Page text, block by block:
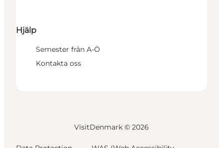
Hjälp
Semester från A-Ö
Kontakta oss
VisitDenmark © 2026